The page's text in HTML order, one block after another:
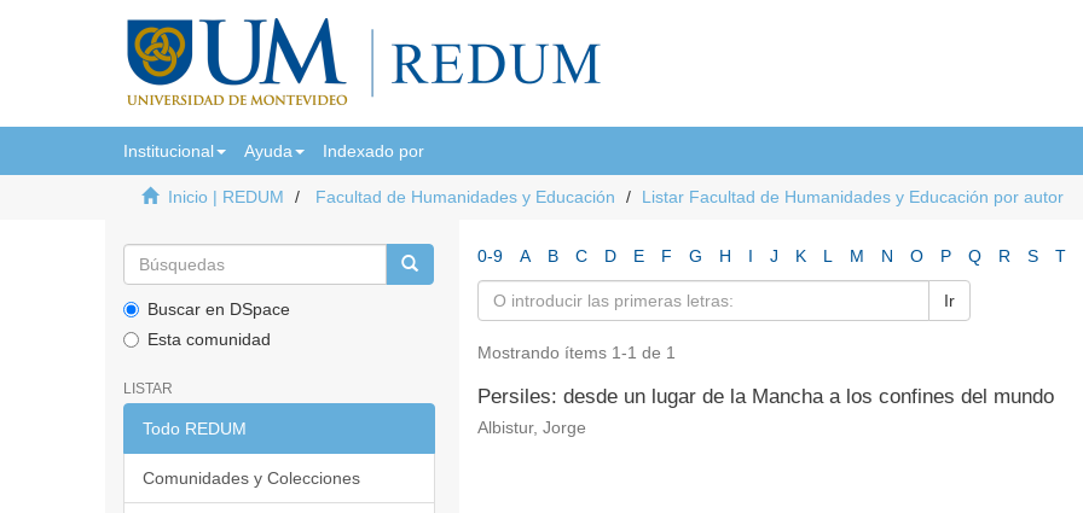
Institucional Ayuda Indexado por
Inicio | REDUM Facultad de Humanidades y Educación Listar Facultad de Humanidades y Educación por autor
Buscar en DSpace
Esta comunidad
LISTAR
Todo REDUM
Comunidades y Colecciones
0-9 A B C D E F G H I J K L M N O P Q R S T
Ir
Mostrando ítems 1-1 de 1
Persiles: desde un lugar de la Mancha a los confines del mundo
Albistur, Jorge